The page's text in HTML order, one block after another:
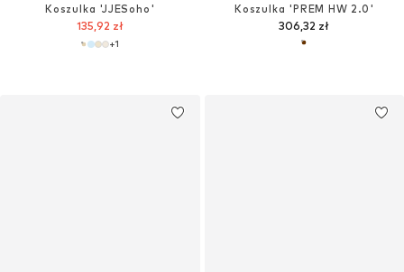
Koszulka 'JJESoho'
135,92 zł
+1
Koszulka 'PREM HW 2.0'
306,32 zł